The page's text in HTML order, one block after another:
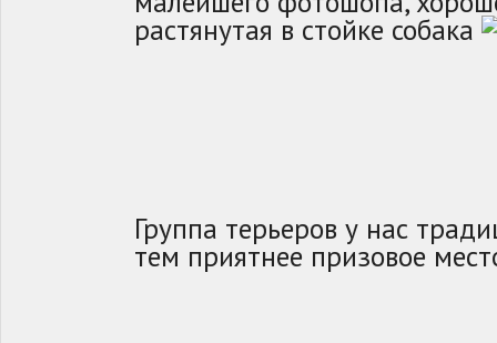
растянутая в стойке собака
Группа терьеров у нас
тем приятнее призовое